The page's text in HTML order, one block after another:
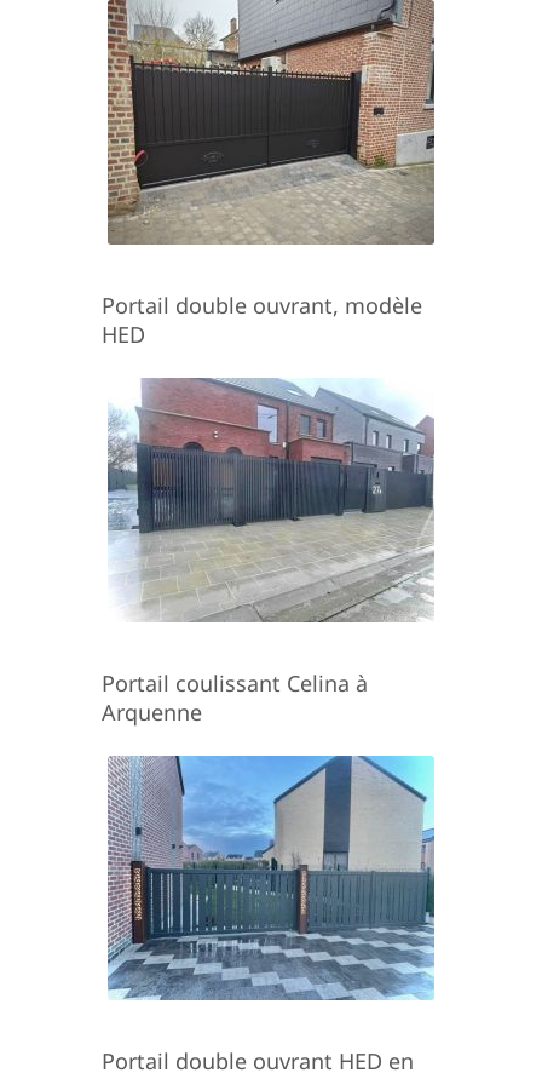
Portail double ouvrant, modèle
HED
Portail coulissant Celina à
Arquenne
Portail double ouvrant HED en